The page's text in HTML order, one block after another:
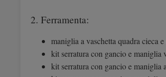
2. Ferramenta:
maniglia a vaschetta quadra cieca
kit serratura con gancio e maniglia
kit serratura con gancio e maniglia